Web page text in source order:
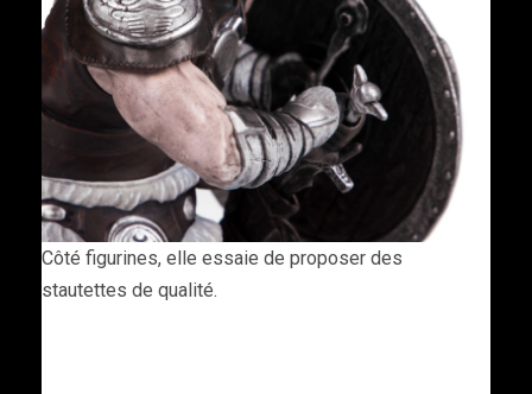
Côté figurines, elle essaie de proposer des
stautettes de qualité.